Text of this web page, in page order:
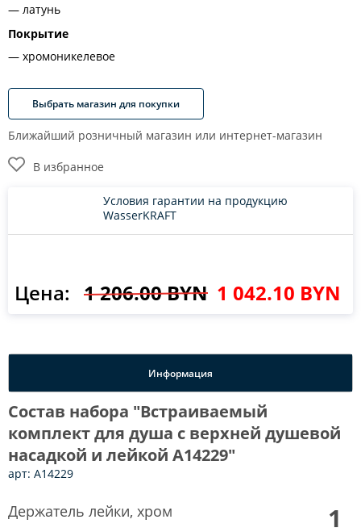
латунь
Покрытие
хромоникелевое
Выбрать магазин для покупки
Ближайший розничный магазин или интернет-магазин
В избранное
Условия гарантии на продукцию
WasserKRAFT
Цена: 1 206.00 BYN 1 042.10 BYN
Информация
Состав набора "Встраиваемый
комплект для душа с верхней душевой
насадкой и лейкой A14229"
арт: A14229
Держатель лейки, хром 1